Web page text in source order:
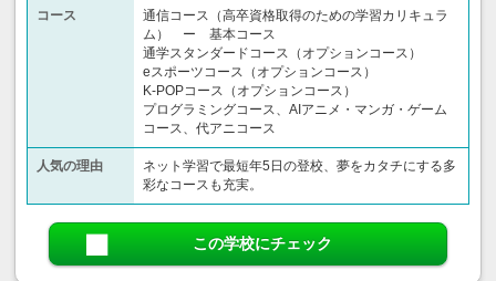
コース
通信コース（高卒資格取得のための学習カリキュラ
ム） ー 基本コース
通学スタンダードコース（オプションコース）
eスポーツコース（オプションコース）
K-POPコース（オプションコース）
プログラミングコース、AIアニメ・マンガ・ゲーム
コース、代アニコース
人気の理由
ネット学習で最短年5日の登校、夢をカタチにする多
彩なコースも充実。
この学校にチェック